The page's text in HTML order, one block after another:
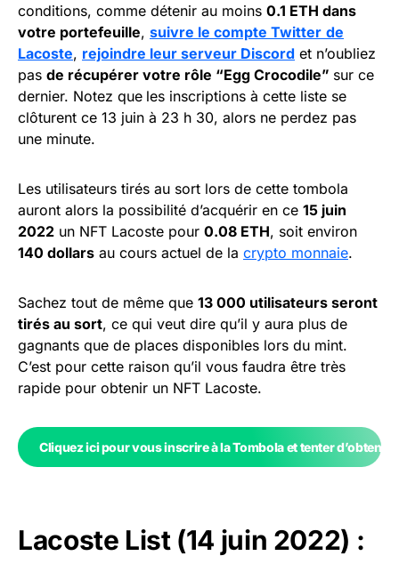
conditions, comme détenir au moins 0.1 ETH dans
votre portefeuille, suivre le compte Twitter de
Lacoste, rejoindre leur serveur Discord et n’oubliez
pas de récupérer votre rôle “Egg Crocodile” sur ce
dernier. Notez que les inscriptions à cette liste se
clôturent ce 13 juin à 23 h 30, alors ne perdez pas
une minute.
Les utilisateurs tirés au sort lors de cette tombola
auront alors la possibilité d’acquérir en ce 15 juin
2022 un NFT Lacoste pour 0.08 ETH, soit environ
140 dollars au cours actuel de la crypto monnaie.
Sachez tout de même que 13 000 utilisateurs seront
tirés au sort, ce qui veut dire qu’il y aura plus de
gagnants que de places disponibles lors du mint.
C’est pour cette raison qu’il vous faudra être très
rapide pour obtenir un NFT Lacoste.
Cliquez ici pour vous inscrire à la Tombola et tenter d’obtenir
Lacoste List (14 juin 2022) :